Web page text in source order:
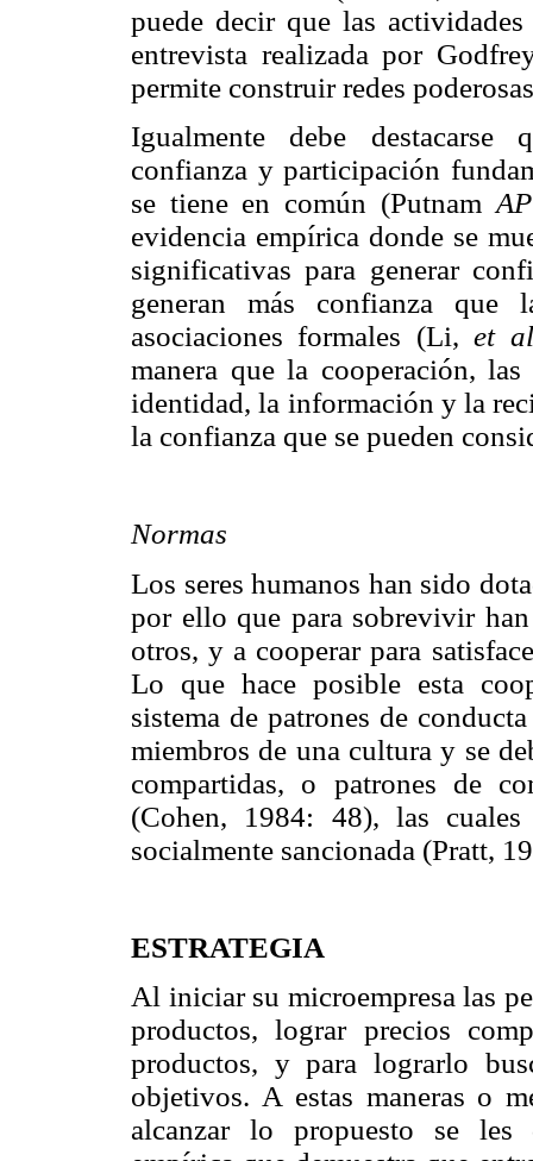
puede decir que las
entrevista realizada por
permite construir redes
Igualmente debe destacarse
confianza y participación
se tiene en común (Putnam
evidencia empírica donde se
significativas para generar
generan más confianza
asociaciones formales (Li,et
manera que la cooperación,
identidad, la información y la
la confianza que se pueden
Normas
Los seres humanos han sido
por ello que para sobrevivir
otros, y a cooperar para
Lo que hace posible esta
sistema de patrones de
miembros de una cultura y se
compartidas, o patrones de
(Cohen, 1984: 48), las
socialmente sancionada (Pratt,
ESTRATEGIA
Al iniciar su microempresa las
productos, lograr precios
productos, y para lograrlo
objetivos. A estas maneras o
alcanzar lo propuesto se les